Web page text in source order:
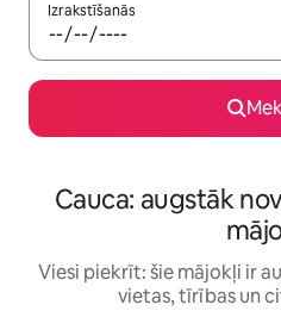
Izrakstīšanās
Cauca: augstāk
Viesi piekrīt: šie mājokļi ir
vietas, tīrības un